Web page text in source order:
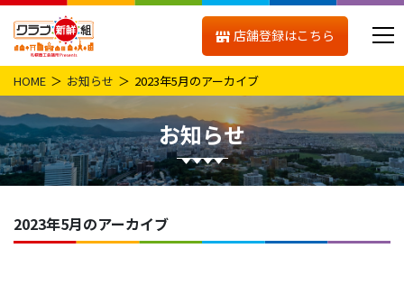
店舗登録はこちら
HOME お知らせ 2023年5月のアーカイブ
お知らせ
2023年5月のアーカイブ